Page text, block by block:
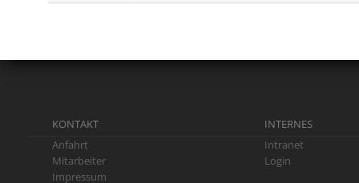
KONTAKT
Anfahrt
Mitarbeiter
Impressum
INTERNES
Intranet
Login